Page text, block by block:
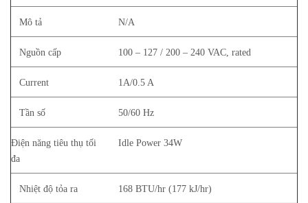
Mô tả N/A
Nguồn cấp 100 – 127 / 200 – 240 VAC, rated
Current 1A/0.5 A
Tần số 50/60 Hz
Điện năng tiêu thụ tối
đa
Idle Power 34W
Nhiệt độ tỏa ra 168 BTU/hr (177 kJ/hr)